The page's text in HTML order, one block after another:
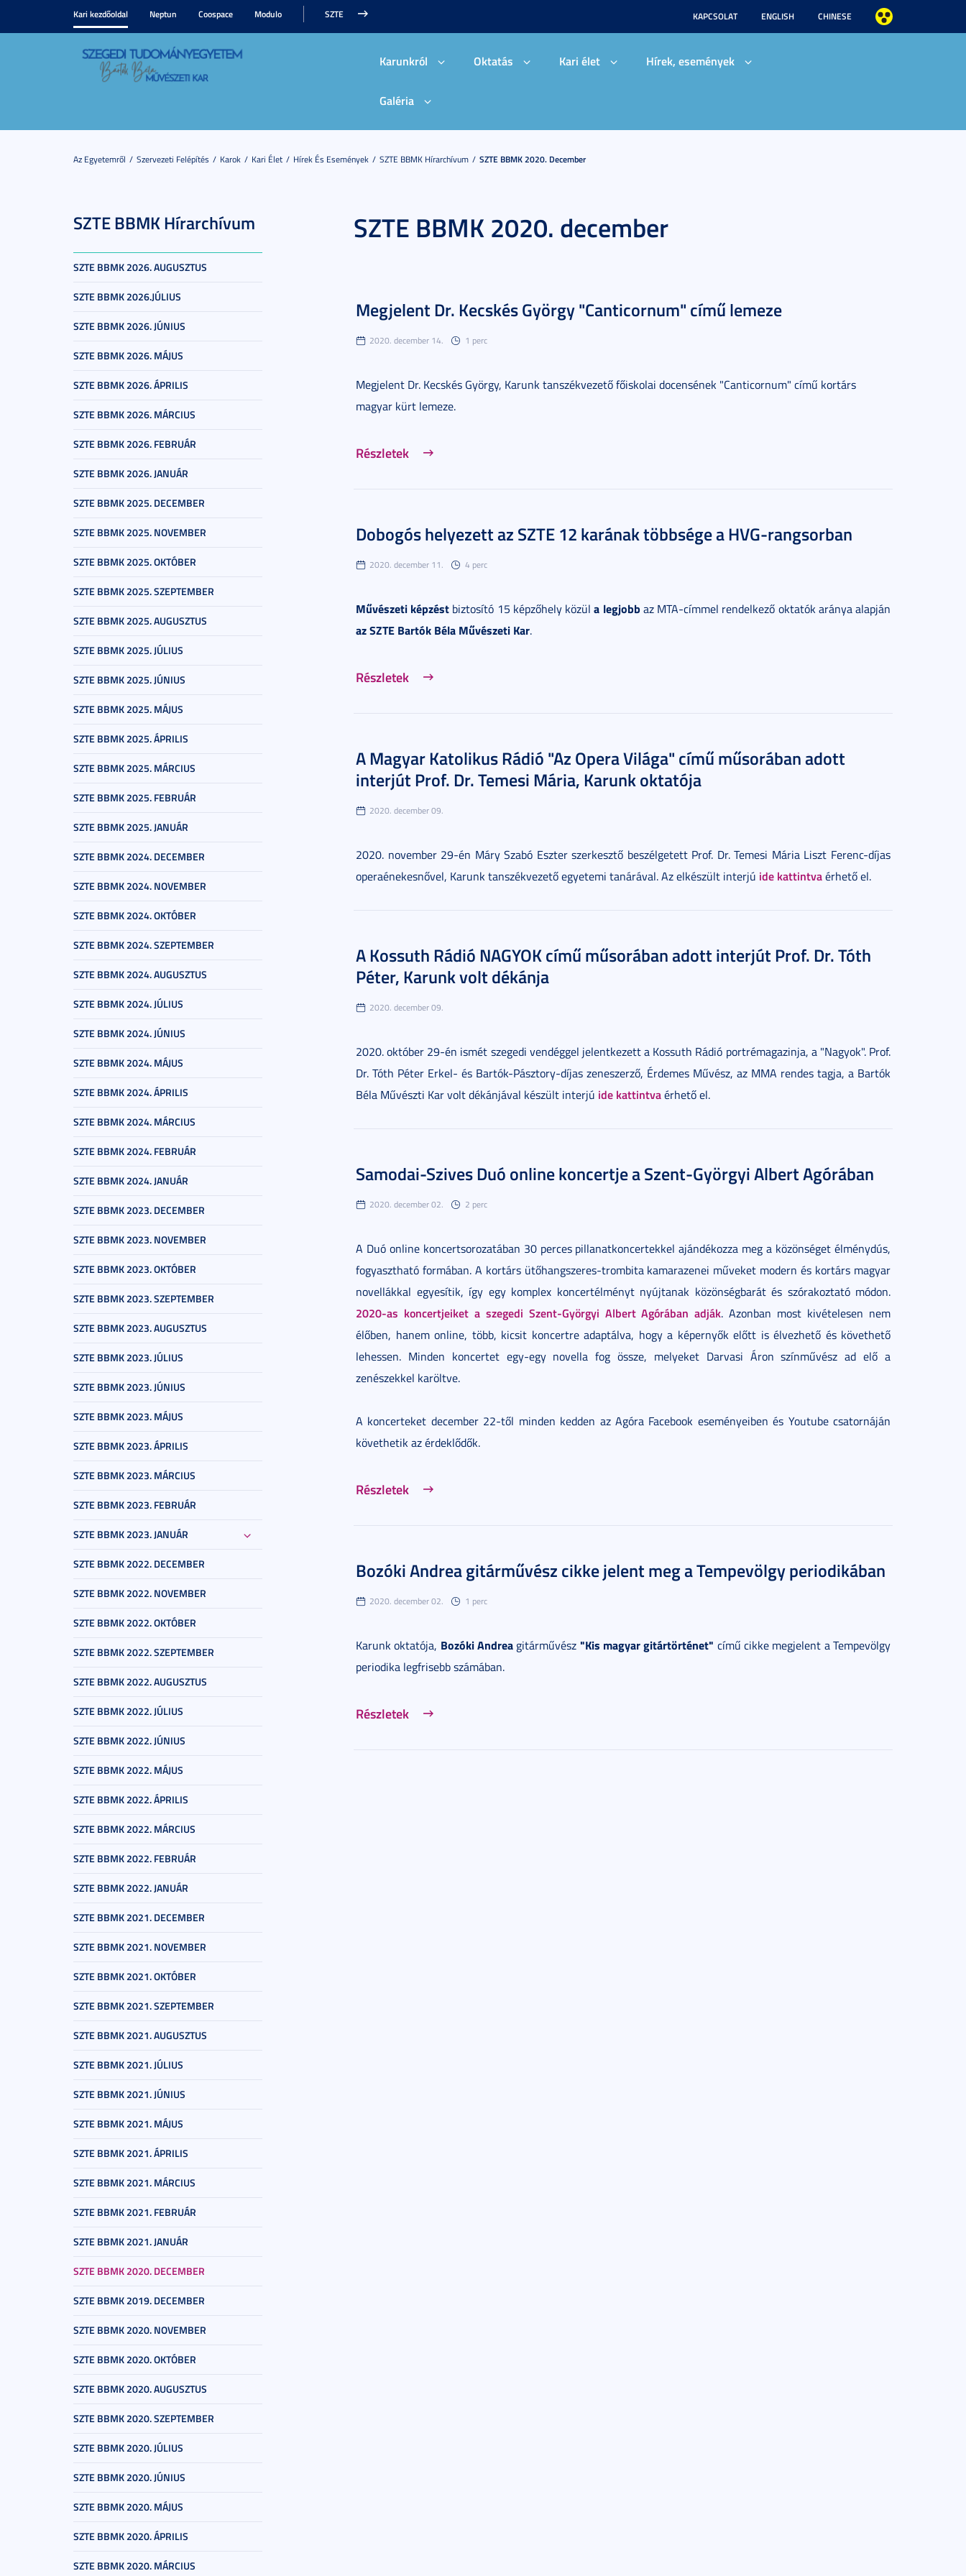
Kari kezdőoldal Neptun Coospace Modulo SZTE KAPCSOLAT ENGLISH CHINESE
Karunkról Oktatás Kari élet Hírek, események
Galéria
Az Egyetemről Szervezeti Felépítés Karok Kari Élet Hírek És Események SZTE BBMK Hírarchívum SZTE BBMK 2020. December
SZTE BBMK Hírarchívum
SZTE BBMK 2026. AUGUSZTUS
SZTE BBMK 2026.JÚLIUS
SZTE BBMK 2026. JÚNIUS
SZTE BBMK 2026. MÁJUS
SZTE BBMK 2026. ÁPRILIS
SZTE BBMK 2026. MÁRCIUS
SZTE BBMK 2026. FEBRUÁR
SZTE BBMK 2026. JANUÁR
SZTE BBMK 2025. DECEMBER
SZTE BBMK 2025. NOVEMBER
SZTE BBMK 2025. OKTÓBER
SZTE BBMK 2025. SZEPTEMBER
SZTE BBMK 2025. AUGUSZTUS
SZTE BBMK 2025. JÚLIUS
SZTE BBMK 2025. JÚNIUS
SZTE BBMK 2025. MÁJUS
SZTE BBMK 2025. ÁPRILIS
SZTE BBMK 2025. MÁRCIUS
SZTE BBMK 2025. FEBRUÁR
SZTE BBMK 2025. JANUÁR
SZTE BBMK 2024. DECEMBER
SZTE BBMK 2024. NOVEMBER
SZTE BBMK 2024. OKTÓBER
SZTE BBMK 2024. SZEPTEMBER
SZTE BBMK 2024. AUGUSZTUS
SZTE BBMK 2024. JÚLIUS
SZTE BBMK 2024. JÚNIUS
SZTE BBMK 2024. MÁJUS
SZTE BBMK 2024. ÁPRILIS
SZTE BBMK 2024. MÁRCIUS
SZTE BBMK 2024. FEBRUÁR
SZTE BBMK 2024. JANUÁR
SZTE BBMK 2023. DECEMBER
SZTE BBMK 2023. NOVEMBER
SZTE BBMK 2023. OKTÓBER
SZTE BBMK 2023. SZEPTEMBER
SZTE BBMK 2023. AUGUSZTUS
SZTE BBMK 2023. JÚLIUS
SZTE BBMK 2023. JÚNIUS
SZTE BBMK 2023. MÁJUS
SZTE BBMK 2023. ÁPRILIS
SZTE BBMK 2023. MÁRCIUS
SZTE BBMK 2023. FEBRUÁR
SZTE BBMK 2023. JANUÁR
SZTE BBMK 2022. DECEMBER
SZTE BBMK 2022. NOVEMBER
SZTE BBMK 2022. OKTÓBER
SZTE BBMK 2022. SZEPTEMBER
SZTE BBMK 2022. AUGUSZTUS
SZTE BBMK 2022. JÚLIUS
SZTE BBMK 2022. JÚNIUS
SZTE BBMK 2022. MÁJUS
SZTE BBMK 2022. ÁPRILIS
SZTE BBMK 2022. MÁRCIUS
SZTE BBMK 2022. FEBRUÁR
SZTE BBMK 2022. JANUÁR
SZTE BBMK 2021. DECEMBER
SZTE BBMK 2021. NOVEMBER
SZTE BBMK 2021. OKTÓBER
SZTE BBMK 2021. SZEPTEMBER
SZTE BBMK 2021. AUGUSZTUS
SZTE BBMK 2021. JÚLIUS
SZTE BBMK 2021. JÚNIUS
SZTE BBMK 2021. MÁJUS
SZTE BBMK 2021. ÁPRILIS
SZTE BBMK 2021. MÁRCIUS
SZTE BBMK 2021. FEBRUÁR
SZTE BBMK 2021. JANUÁR
SZTE BBMK 2020. DECEMBER
SZTE BBMK 2019. DECEMBER
SZTE BBMK 2020. NOVEMBER
SZTE BBMK 2020. OKTÓBER
SZTE BBMK 2020. AUGUSZTUS
SZTE BBMK 2020. SZEPTEMBER
SZTE BBMK 2020. JÚLIUS
SZTE BBMK 2020. JÚNIUS
SZTE BBMK 2020. MÁJUS
SZTE BBMK 2020. ÁPRILIS
SZTE BBMK 2020. MÁRCIUS
SZTE BBMK 2020. december
Megjelent Dr. Kecskés György "Canticornum" című lemeze
2020. december 14. 1 perc
Megjelent Dr. Kecskés György, Karunk tanszékvezető főiskolai docensének "Canticornum" című kortárs
magyar kürt lemeze.
Részletek
Dobogós helyezett az SZTE 12 karának többsége a HVG-rangsorban
2020. december 11. 4 perc
Művészeti képzést biztosító 15 képzőhely közüla legjobb az MTA-címmel rendelkező oktatók aránya alapján
az SZTE Bartók Béla Művészeti Kar.
Részletek
A Magyar Katolikus Rádió "Az Opera Világa" című műsorában adott
interjút Prof. Dr. Temesi Mária, Karunk oktatója
2020. december 09.
2020. november 29-én Máry Szabó Eszter szerkesztő beszélgetett Prof. Dr. Temesi Mária Liszt Ferenc-díjas
operaénekesnővel, Karunk tanszékvezető egyetemi tanárával. Az elkészült interjú ide kattintvaérhető el.
A Kossuth Rádió NAGYOK című műsorában adott interjút Prof. Dr. Tóth
Péter, Karunk volt dékánja
2020. december 09.
2020. október 29-én ismét szegedi vendéggel jelentkezett a Kossuth Rádió portrémagazinja, a "Nagyok". Prof.
Dr. Tóth Péter Erkel- és Bartók-Pásztory-díjas zeneszerző, Érdemes Művész, az MMA rendes tagja, a Bartók
Béla Művészti Kar volt dékánjával készült interjú ide kattintvaérhető el.
Samodai-Szives Duó online koncertje a Szent-Györgyi Albert Agórában
2020. december 02. 2 perc
A Duó online koncertsorozatában 30 perces pillanatkoncertekkel ajándékozza meg a közönséget élménydús,
fogyasztható formában. A kortárs ütőhangszeres-trombita kamarazenei műveket modern és kortárs magyar
novellákkal egyesítik, így egy komplex koncertélményt nyújtanak közönségbarát és szórakoztató módon.
2020-as koncertjeiket a szegedi Szent-Györgyi Albert Agórában adják. Azonban most kivételesen nem
élőben, hanem online, több, kicsit koncertre adaptálva, hogy a képernyők előtt is élvezhető és követhető
lehessen. Minden koncertet egy-egy novella fog össze, melyeket Darvasi Áron színművész ad elő a
zenészekkel karöltve.
A koncerteket december 22-től minden kedden az Agóra Facebook eseményeiben és Youtube csatornáján
követhetik az érdeklődők.
Részletek
Bozóki Andrea gitárművész cikke jelent meg a Tempevölgy periodikában
2020. december 02. 1 perc
Karunk oktatója, Bozóki Andrea gitárművész "Kis magyar gitártörténet" című cikke megjelent a Tempevölgy
periodika legfrisebb számában.
Részletek